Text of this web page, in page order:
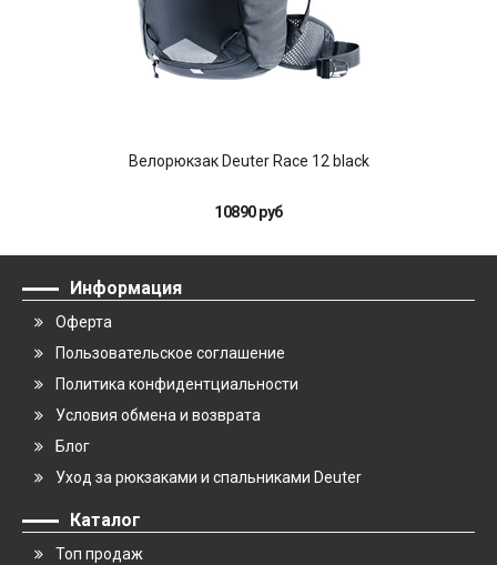
Велорюкзак Deuter Race 12 black
10890 руб
Информация
Оферта
Пользовательское соглашение
Политика конфидентциальности
Условия обмена и возврата
Блог
Уход за рюкзаками и спальниками Deuter
Каталог
Топ продаж